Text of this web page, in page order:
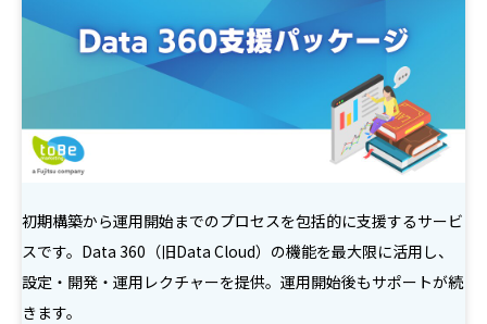
初期構築から運用開始までのプロセスを包括的に支援するサービ
スです。Data 360（旧Data Cloud）の機能を最大限に活用し、
設定・開発・運用レクチャーを提供。運用開始後もサポートが続
きます。